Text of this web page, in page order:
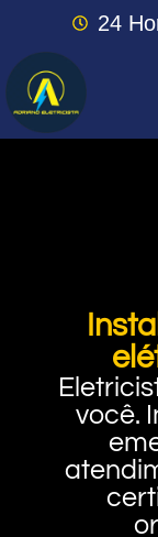
24
você.